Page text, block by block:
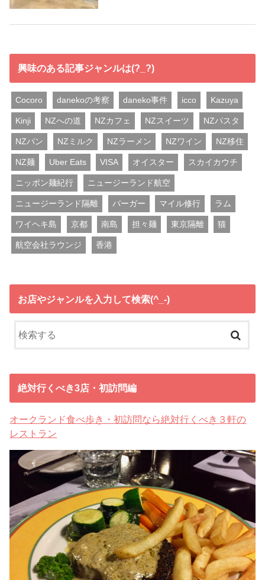
興味のある記事ジャンルは(?_?)
Cocoro danekoの考察 daneko事件 icco Kazuya
Kinji NZへの道 NZカフェ NZスイーツ NZパスタ
NZパン NZミルク NZラーメン NZワイン NZ移住
NZ麺 Uber Eats VISA オイスター スカイカウチ
ニッポン麺紀行 ニュージーランド航空
ニュージーランド隔離 バーガー マイル修行 ラム
ワイヘキ島 京都 南島 担々麺 東京隔離 猫
航空会社ラウンジ 香港
お店やジャンルを入力して検索(^_-)
絶対行くべき3店・初訪問編
オークランド食べ歩き・初訪問なら絶対行くべき３軒の
レストラン